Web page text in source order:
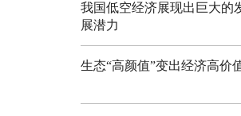
我国低空经济展现出巨大的
展潜力
生态“高颜值”变出经济高价